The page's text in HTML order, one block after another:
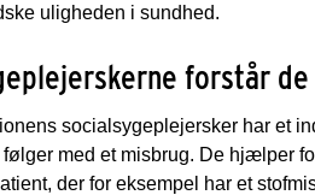
uligheden i sundhed.
forstår
socialsygeplejersker har et
følger med et misbrug. De hjælper
der for eksempel har et